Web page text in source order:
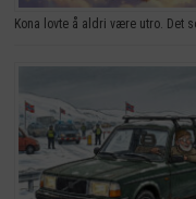
Kona lovte å aldri være utro. Det